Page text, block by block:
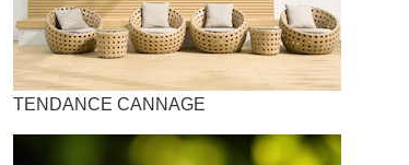
TENDANCE CANNAGE